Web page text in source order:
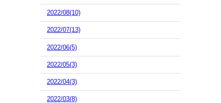
2022/08(10)
2022/07(13)
2022/06(5)
2022/05(3)
2022/04(3)
2022/03(8)